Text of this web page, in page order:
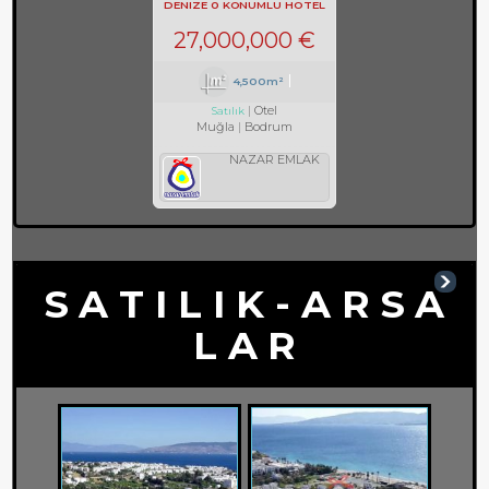
DENIZE 0 KONUMLU HOTEL
27,000,000 €
4,500m²
Satılık
Otel
Muğla
Bodrum
NAZAR EMLAK
S A T I L I K - A R S A
L A R